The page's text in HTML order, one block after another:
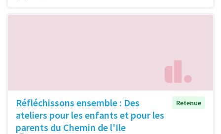
Réfléchissons ensemble : Des
ateliers pour les enfants et pour les
parents du Chemin de l'Ile
Retenue